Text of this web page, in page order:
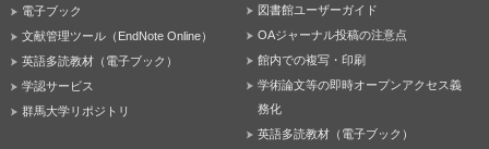
電子ブック
文献管理ツール（EndNote Online）
英語多読教材（電子ブック）
学認サービス
群馬大学リポジトリ
図書館ユーザーガイド
OAジャーナル投稿の注意点
館内での複写・印刷
学術論文等の即時オープンアクセス義
務化
英語多読教材（電子ブック）